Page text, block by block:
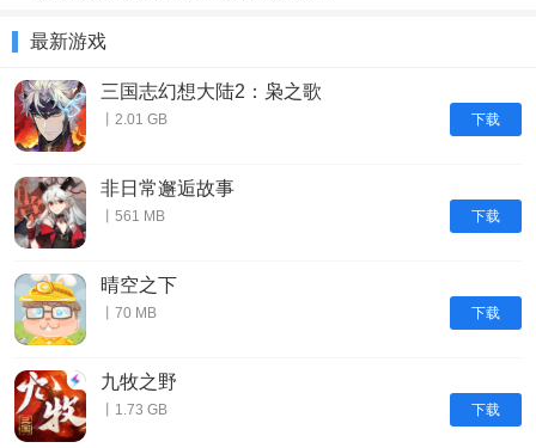
最新游戏
下载
三国志幻想大陆2：枭之歌
丨2.01 GB
下载
非日常邂逅故事
丨561 MB
下载
晴空之下
丨70 MB
下载
九牧之野
丨1.73 GB